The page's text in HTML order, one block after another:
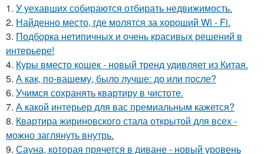
1. У уехавших собираются отбирать недвижимость.
2. Найденно место, где молятся за хороший Wi - Fi.
3. Подборка нетипичных и очень красивых решений в
интерьере!
4. Куры вместо кошек - новый тренд удивляет из Китая.
5. А как, по-вашему, было лучше: до или после?
6. Учимся сохранять квартиру в чистоте.
7. А какой интерьер для вас премиальным кажется?
8. Квартира жириновского стала открытой для всех -
можно заглянуть внутрь.
9. Сауна, которая прячется в диване - новый уровень